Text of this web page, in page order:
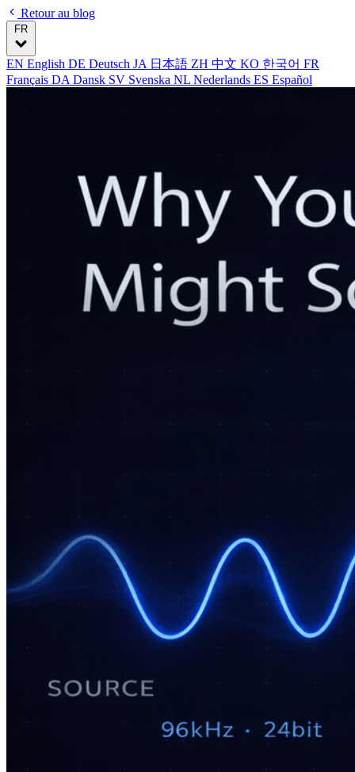
Retour au blog
FR
EN English DE Deutsch JA 日本語 ZH 中文 KO 한국어 FR
Français DA Dansk SV Svenska NL Nederlands ES Español